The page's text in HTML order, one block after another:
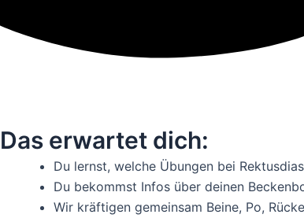
Das erwartet dich:
Du lernst, welche Übungen bei
Du bekommst Infos über deinen
Wir kräftigen gemeinsam Beine, Po,